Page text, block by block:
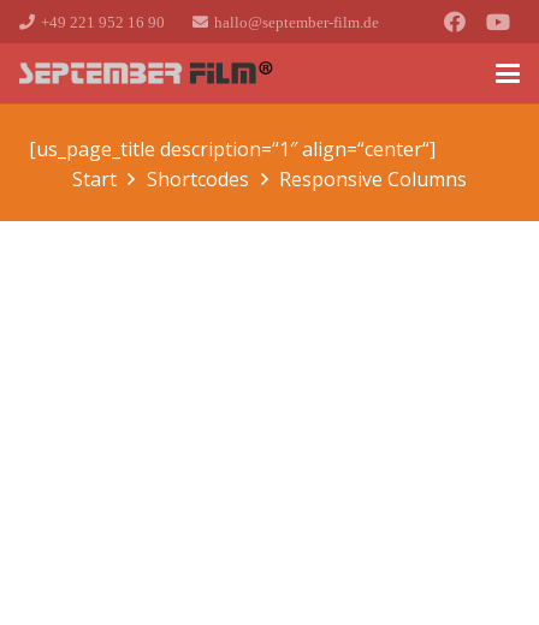
+49 221 952 16 90 hallo@september-film.de
[us_page_title description=“1″ align=“center“]
Start
Shortcodes Responsive Columns